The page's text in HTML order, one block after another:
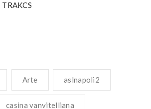
TRAKCS
Arte aslnapoli2
casina vanvitelliana